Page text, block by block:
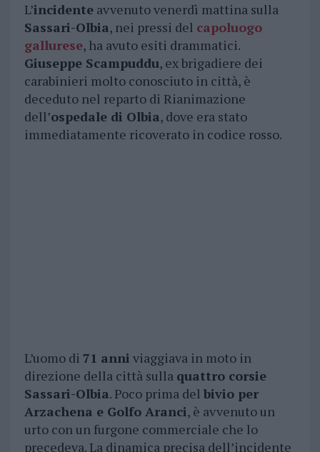
L’incidenteavvenuto venerdì mattina sulla
Sassari-Olbia, nei pressi del capoluogo
gallurese, ha avuto esiti drammatici.
Giuseppe Scampuddu, ex brigadiere dei
carabinieri molto conosciuto in città, è
deceduto nel reparto di Rianimazione
dell’ospedale di Olbia, dove era stato
immediatamente ricoverato in codice rosso.
L’uomo di 71 anni viaggiava in moto in
direzione della città sulla quattro corsie
Sassari-Olbia. Poco prima del bivio per
Arzachena e Golfo Aranci, è avvenuto un
urto con un furgone commerciale che lo
precedeva. La dinamica precisa dell’incidente